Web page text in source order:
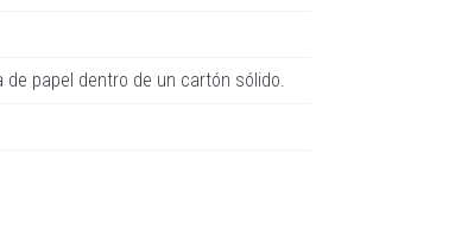
papel dentro de un cartón sólido.